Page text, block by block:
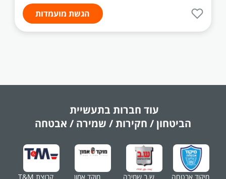
הגשת מועמדות
עוד חברות בתעשיית
הביטחון / חקירות / שמירה / אבטחה
מיקוד אבטחה ש.ב שמירה מוקד אמון קבוצת T&M